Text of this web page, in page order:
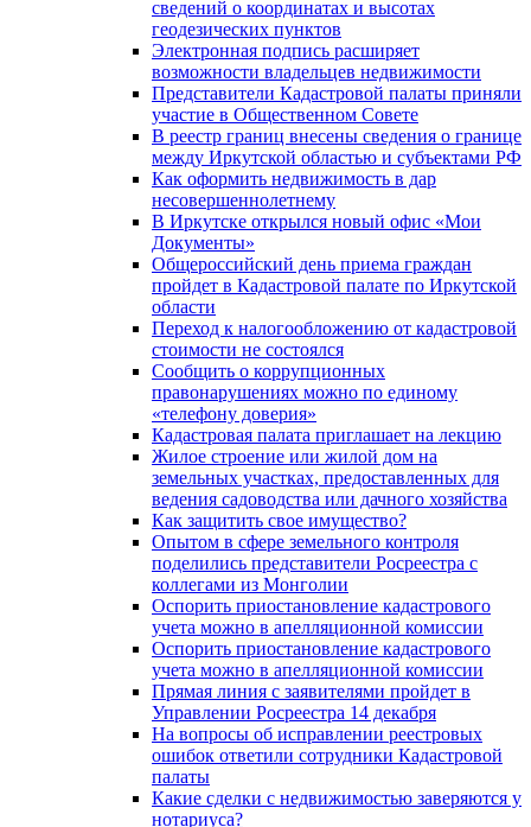
сведений о координатах и высотах
геодезических пунктов
Электронная подпись расширяет
возможности владельцев недвижимости
Представители Кадастровой палаты приняли
участие в Общественном Совете
В реестр границ внесены сведения о границе
между Иркутской областью и субъектами РФ
Как оформить недвижимость в дар
несовершеннолетнему
В Иркутске открылся новый офис «Мои
Документы»
Общероссийский день приема граждан
пройдет в Кадастровой палате по Иркутской
области
Переход к налогообложению от кадастровой
стоимости не состоялся
Сообщить о коррупционных
правонарушениях можно по единому
«телефону доверия»
Кадастровая палата приглашает на лекцию
Жилое строение или жилой дом на
земельных участках, предоставленных для
ведения садоводства или дачного хозяйства
Как защитить свое имущество?
Опытом в сфере земельного контроля
поделились представители Росреестра с
коллегами из Монголии
Оспорить приостановление кадастрового
учета можно в апелляционной комиссии
Оспорить приостановление кадастрового
учета можно в апелляционной комиссии
Прямая линия с заявителями пройдет в
Управлении Росреестра 14 декабря
На вопросы об исправлении реестровых
ошибок ответили сотрудники Кадастровой
палаты
Какие сделки с недвижимостью заверяются у
нотариуса?